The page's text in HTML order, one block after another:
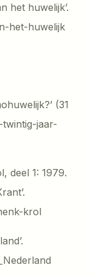
het huwelijk’.
het-huwelijk
(31
jaar-
deel 1: 1979.
krol